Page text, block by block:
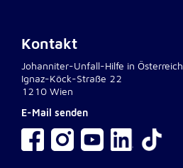
Kontakt
Johanniter-Unfall-Hilfe in Österreich
Ignaz-Köck-Straße 22
1210 Wien
E-Mail senden